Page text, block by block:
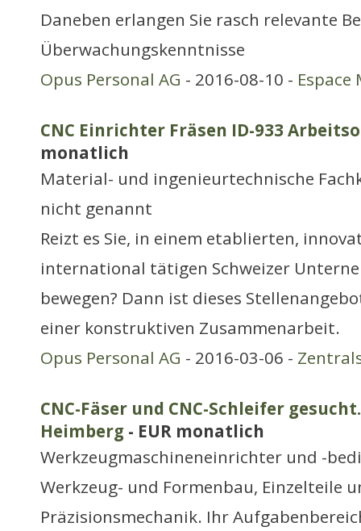
Daneben erlangen Sie rasch relevante
Überwachungskenntnisse
Opus Personal AG - 2016-08-10 -
CNC Einrichter Fräsen ID-933
monatlich
Material- und ingenieurtechnische
nicht genannt
Reizt es Sie, in einem etablierten,
international tätigen Schweizer
bewegen? Dann ist dieses
einer konstruktiven Zusammenarbeit.
Opus Personal AG - 2016-03-06 -
CNC-Fäser und CNC-Schleifer
Heimberg - EUR monatlich
Werkzeugmaschineneinrichter und -
Werkzeug- und Formenbau, Einzelteile
Präzisionsmechanik. Ihr